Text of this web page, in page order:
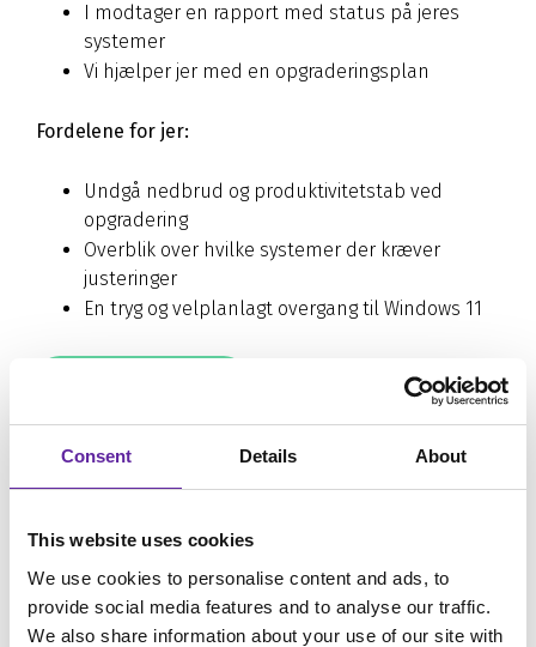
Consent Details About
This website uses cookies
We use cookies to personalise content and ads, to
provide social media features and to analyse our traffic.
We also share information about your use of our site with
I modtager en rapport med status på jeres
systemer
Vi hjælper jer med en opgraderingsplan
Fordelene for jer:
Undgå nedbrud og produktivitetstab ved
opgradering
Overblik over hvilke systemer der kræver
justeringer
En tryg og velplanlagt overgang til Windows 11